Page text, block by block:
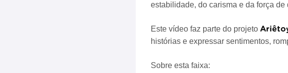
estabilidade, do carisma e da força de
Este vídeo faz parte do projeto
histórias e expressar sentimentos,
Sobre esta faixa: